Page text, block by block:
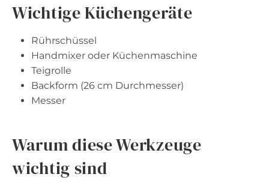
Wichtige Küchengeräte
Rührschüssel
Handmixer oder Küchenmaschine
Teigrolle
Backform (26 cm Durchmesser)
Messer
Warum diese Werkzeuge
wichtig sind